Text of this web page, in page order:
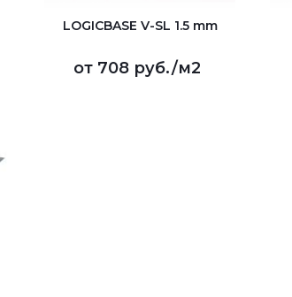
LOGICBASE V-SL 1.5 mm
от 708 руб./м2